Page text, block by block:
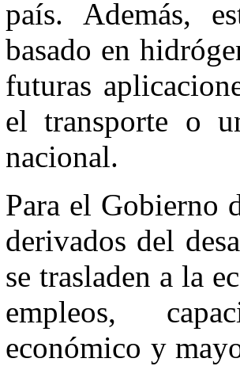
país. Además,
basado en
futuras
el transporte o
nacional.
Para el Gobierno
derivados del
se trasladen a la
empleos,
económico y